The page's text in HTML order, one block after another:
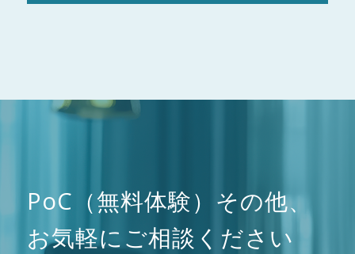
PoC（無料体験）その他、
お気軽にご相談ください